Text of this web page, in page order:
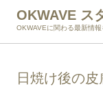
OKWAVE ス
OKWAVEに関わる最新情
日焼け後の皮